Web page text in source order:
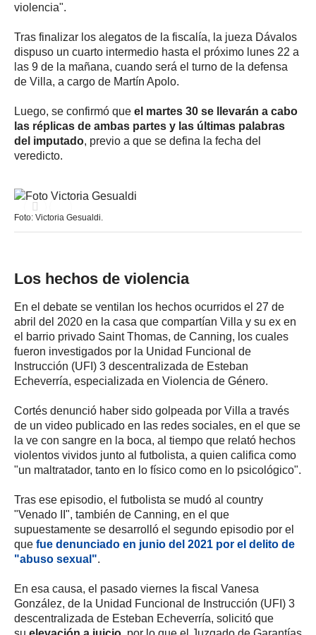
violencia".
Tras finalizar los alegatos de la fiscalía, la jueza Dávalos
dispuso un cuarto intermedio hasta el próximo lunes 22 a
las 9 de la mañana, cuando será el turno de la defensa
de Villa, a cargo de Martín Apolo.
Luego, se confirmó que el martes 30 se llevarán a cabo
las réplicas de ambas partes y las últimas palabras
del imputado, previo a que se defina la fecha del
veredicto.
Foto: Victoria Gesualdi.
Los hechos de violencia
En el debate se ventilan los hechos ocurridos el 27 de
abril del 2020 en la casa que compartían Villa y su ex en
el barrio privado Saint Thomas, de Canning, los cuales
fueron investigados por la Unidad Funcional de
Instrucción (UFI) 3 descentralizada de Esteban
Echeverría, especializada en Violencia de Género.
Cortés denunció haber sido golpeada por Villa a través
de un video publicado en las redes sociales, en el que se
la ve con sangre en la boca, al tiempo que relató hechos
violentos vividos junto al futbolista, a quien califica como
"un maltratador, tanto en lo físico como en lo psicológico".
Tras ese episodio, el futbolista se mudó al country
"Venado II", también de Canning, en el que
supuestamente se desarrolló el segundo episodio por el
que fue denunciado en junio del 2021 por el delito de
"abuso sexual".
En esa causa, el pasado viernes la fiscal Vanesa
González, de la Unidad Funcional de Instrucción (UFI) 3
descentralizada de Esteban Echeverría, solicitó que